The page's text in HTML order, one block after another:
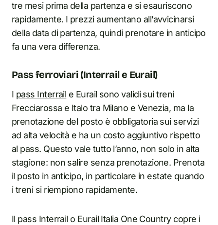
tre mesi prima della partenza e si esauriscono
rapidamente. I prezzi aumentano all’avvicinarsi
della data di partenza, quindi prenotare in anticipo
fa una vera differenza.
Pass ferroviari (Interrail e Eurail)
I pass Interrail e Eurail sono validi sui treni
Frecciarossa e Italo tra Milano e Venezia, ma la
prenotazione del posto è obbligatoria sui servizi
ad alta velocità e ha un costo aggiuntivo rispetto
al pass. Questo vale tutto l’anno, non solo in alta
stagione: non salire senza prenotazione. Prenota
il posto in anticipo, in particolare in estate quando
i treni si riempiono rapidamente.
Il pass Interrail o Eurail Italia One Country copre i